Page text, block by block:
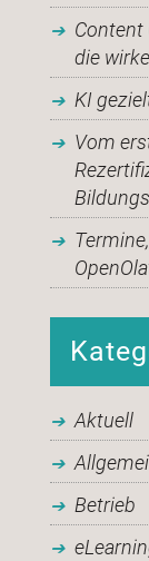
Content
die
KI
Vom
Aktuell
Betrieb